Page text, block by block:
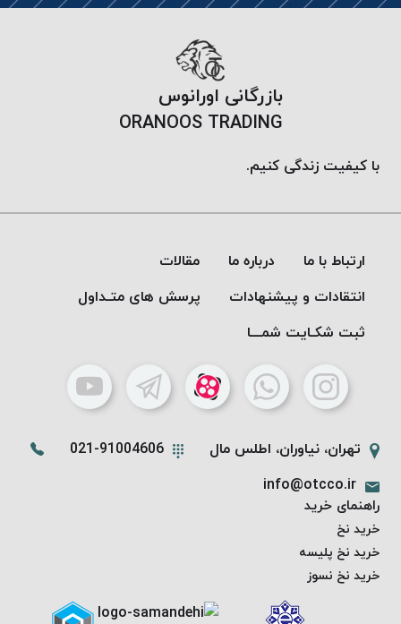
Meta-
Aramidبازرگانی اورانوس
ORANOOS TRADING
با کیفیت زندگی کنیم.
ارتباط با ما درباره ما
مقالات
انتقادات و پیشنهادات
پرسش های متـداول
ثبت شکـایت شمـــا
تهران، نیاوران، اطلس مال
021-91004606
info@otcco.ir
راهنمای خرید
خرید نخ
خرید نخ پلیسه
خرید نخ نسوز